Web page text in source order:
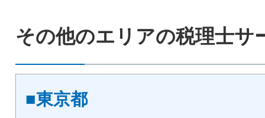
その他のエリアの税理士サ
■東京都